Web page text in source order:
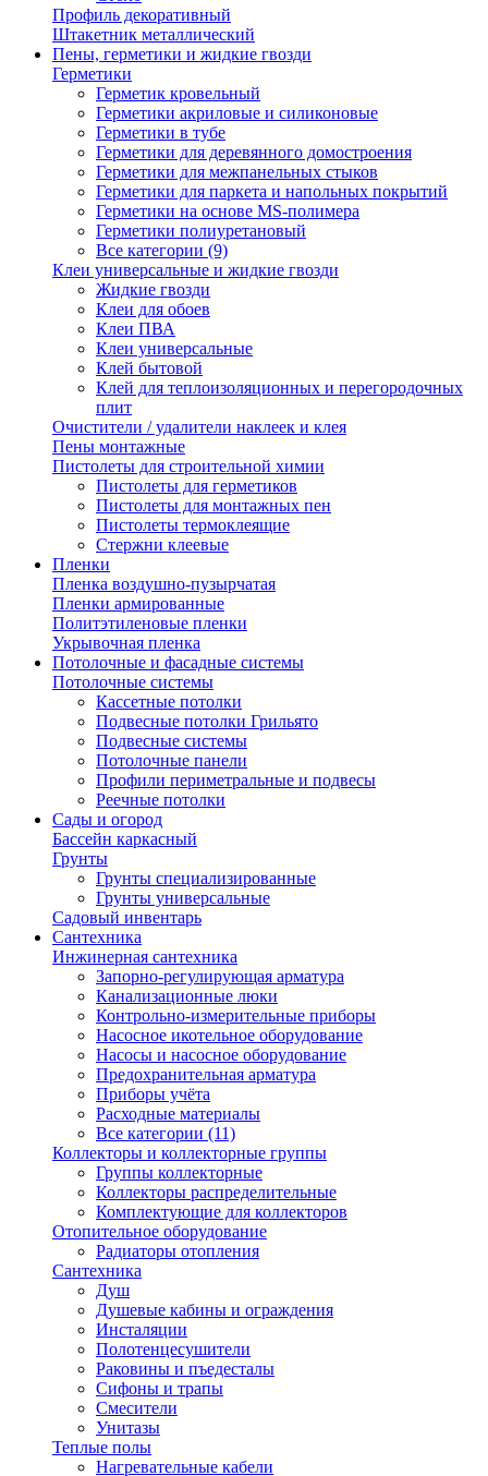
Профиль декоративный
Штакетник металлический
Пены, герметики и жидкие гвозди
Герметики
Герметик кровельный
Герметики акриловые и силиконовые
Герметики в тубе
Герметики для деревянного домостроения
Герметики для межпанельных стыков
Герметики для паркета и напольных покрытий
Герметики на основе MS-полимера
Герметики полиуретановый
Все категории (9)
Клеи универсальные и жидкие гвозди
Жидкие гвозди
Клеи для обоев
Клеи ПВА
Клеи универсальные
Клей бытовой
Клей для теплоизоляционных и перегородочных
плит
Очистители / удалители наклеек и клея
Пены монтажные
Пистолеты для строительной химии
Пистолеты для герметиков
Пистолеты для монтажных пен
Пистолеты термоклеящие
Стержни клеевые
Пленки
Пленка воздушно-пузырчатая
Пленки армированные
Политэтиленовые пленки
Укрывочная пленка
Потолочные и фасадные системы
Потолочные системы
Кассетные потолки
Подвесные потолки Грильято
Подвесные системы
Потолочные панели
Профили периметральные и подвесы
Реечные потолки
Сады и огород
Бассейн каркасный
Грунты
Грунты специализированные
Грунты универсальные
Садовый инвентарь
Сантехника
Инжинерная сантехника
Запорно-регулирующая арматура
Канализационные люки
Контрольно-измерительные приборы
Насосное икотельное оборудование
Насосы и насосное оборудование
Предохранительная арматура
Приборы учёта
Расходные материалы
Все категории (11)
Коллекторы и коллекторные группы
Группы коллекторные
Коллекторы распределительные
Комплектующие для коллекторов
Отопительное оборудование
Радиаторы отопления
Сантехника
Душ
Душевые кабины и ограждения
Инсталяции
Полотенцесушители
Раковины и пъедесталы
Сифоны и трапы
Смесители
Унитазы
Теплые полы
Нагревательные кабели